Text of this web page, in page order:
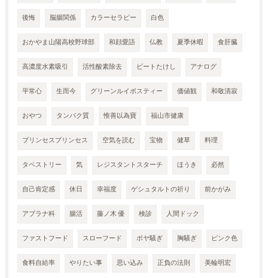
後悔 脳腸関係 カラーセラピー 白色
おかやま山陽高校野球部 和顔愛語 仏教 夏季休暇 食肝臓
高濃度水素吸引 活性酸素除去 ビートたけし アナログ
平常心 生而今 グリーンルイボスティー 価値観 和敬清寂
おやつ タンパク質 惟善以為寶 福山市健康
プリンセスプリンセス 空気を読む 宝物 健草 料理
タペストリー 気 レジスタントスターチ ほうき 必然
自己肯定感 休日 幸福度 ゲシュタルトの祈り 前かがみ
アブラナ科 腸活 藤ノ木 優 検診 人間ドック
ファストフード スローフード ボヤ騒ぎ 胸騒ぎ ピンク色
食料自給率 やりたい事 思い込み 正負の法則 美輪明宏